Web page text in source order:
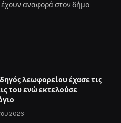
έχουν αναφορά στον δήμο
λεωφορείου έχασε τις
του ενώ εκτελούσε
2026